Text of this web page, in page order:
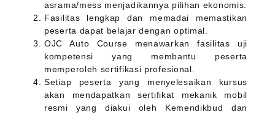
asrama/mess menjadikannya pilihan ekonomis.
Fasilitas lengkap dan memadai memastikan
peserta dapat belajar dengan optimal.
OJC Auto Course menawarkan fasilitas uji
kompetensi yang membantu peserta
memperoleh sertifikasi profesional.
Setiap peserta yang menyelesaikan kursus
akan mendapatkan sertifikat mekanik mobil
resmi yang diakui oleh Kemendikbud dan